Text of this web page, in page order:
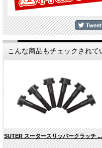
こんな商品もチェックされて
SUTER スータースリッパークラッチ ...